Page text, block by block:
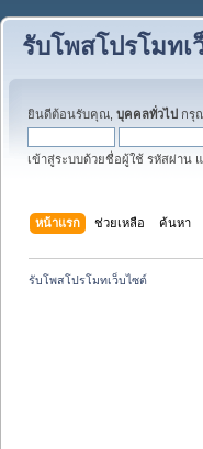
รับโพสโปรโมทเ
ยินดีต้อนรับคุณ, บุคคลทั่วไป กรุ
เข้าสู่ระบบด้วยชื่อผู้ใช้ รหัสผ่าน
หน้าแรก ช่วยเหลือ ค้นหา
รับโพสโปรโมทเว็บไซต์